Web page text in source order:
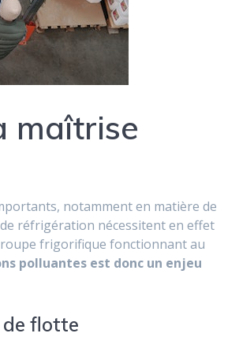
maîtrise
notamment en matière de
réfrigération nécessitent en effet
frigorifique fonctionnant au
polluantes est donc un enjeu
de flotte